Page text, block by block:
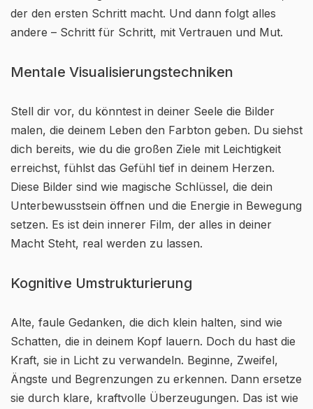
der den ersten Schritt macht. Und dann folgt alles
andere – Schritt für Schritt, mit Vertrauen und Mut.
Mentale Visualisierungstechniken
Stell dir vor, du könntest in deiner Seele die Bilder
malen, die deinem Leben den Farbton geben. Du siehst
dich bereits, wie du die großen Ziele mit Leichtigkeit
erreichst, fühlst das Gefühl tief in deinem Herzen.
Diese Bilder sind wie magische Schlüssel, die dein
Unterbewusstsein öffnen und die Energie in Bewegung
setzen. Es ist dein innerer Film, der alles in deiner
Macht Steht, real werden zu lassen.
Kognitive Umstrukturierung
Alte, faule Gedanken, die dich klein halten, sind wie
Schatten, die in deinem Kopf lauern. Doch du hast die
Kraft, sie in Licht zu verwandeln. Beginne, Zweifel,
Ängste und Begrenzungen zu erkennen. Dann ersetze
sie durch klare, kraftvolle Überzeugungen. Das ist wie